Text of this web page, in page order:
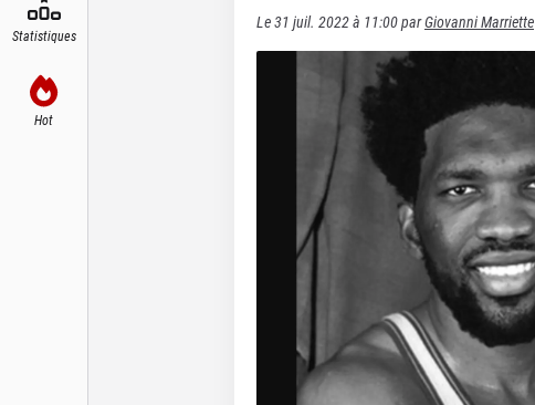
Statistiques
Hot
Le31 juil. 2022 à 11:00parGiovanni Marriette